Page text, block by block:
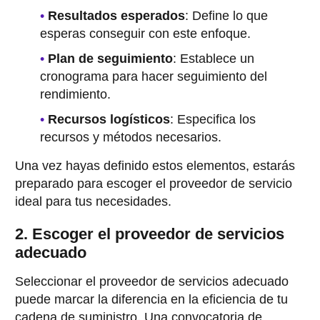
Resultados esperados: Define lo que
esperas conseguir con este enfoque.
Plan de seguimiento: Establece un
cronograma para hacer seguimiento del
rendimiento.
Recursos logísticos: Especifica los
recursos y métodos necesarios.
Una vez hayas definido estos elementos, estarás
preparado para escoger el proveedor de servicio
ideal para tus necesidades.
2. Escoger el proveedor de servicios
adecuado
Seleccionar el proveedor de servicios adecuado
puede marcar la diferencia en la eficiencia de tu